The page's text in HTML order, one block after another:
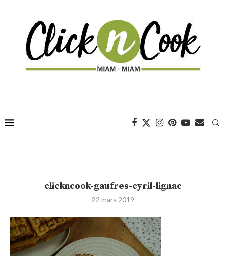
clickncook-gaufres-cyril-lignac
22 mars 2019